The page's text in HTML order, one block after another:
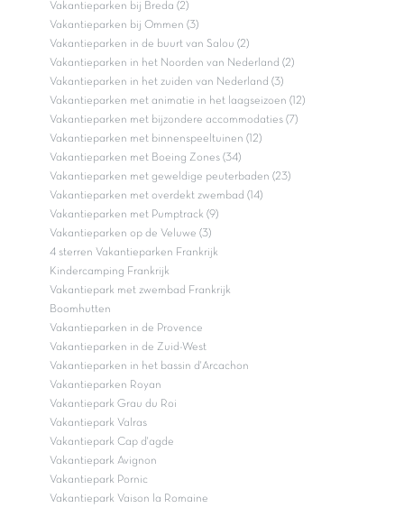
Vakantieparken bij Breda (2)
Vakantieparken bij Ommen (3)
Vakantieparken in de buurt van Salou (2)
Vakantieparken in het Noorden van Nederland (2)
Vakantieparken in het zuiden van Nederland (3)
Vakantieparken met animatie in het laagseizoen (12)
Vakantieparken met bijzondere accommodaties (7)
Vakantieparken met binnenspeeltuinen (12)
Vakantieparken met Boeing Zones (34)
Vakantieparken met geweldige peuterbaden (23)
Vakantieparken met overdekt zwembad (14)
Vakantieparken met Pumptrack (9)
Vakantieparken op de Veluwe (3)
4 sterren Vakantieparken Frankrijk
Kindercamping Frankrijk
Vakantiepark met zwembad Frankrijk
Boomhutten
Vakantieparken in de Provence
Vakantieparken in de Zuid-West
Vakantieparken in het bassin d'Arcachon
Vakantieparken Royan
Vakantiepark Grau du Roi
Vakantiepark Valras
Vakantiepark Cap d'agde
Vakantiepark Avignon
Vakantiepark Pornic
Vakantiepark Vaison la Romaine